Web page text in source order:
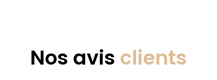
Nos avis clients